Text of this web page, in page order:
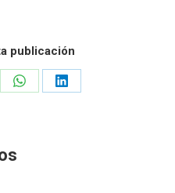
publicación
Share
Share